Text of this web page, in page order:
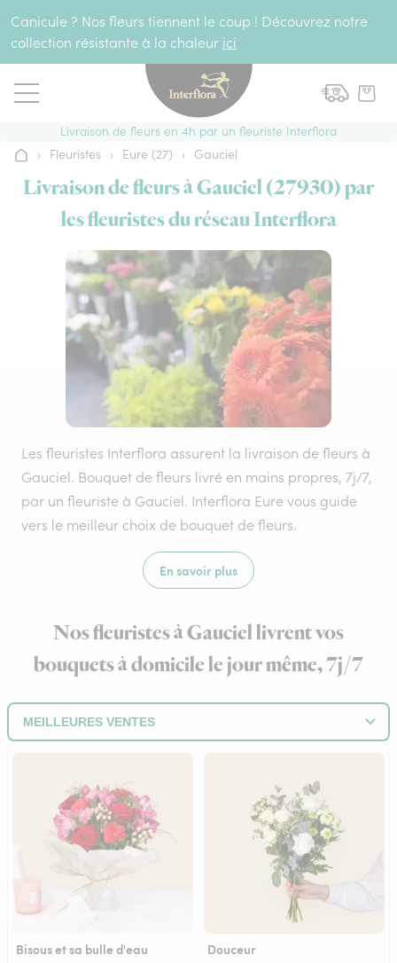
Canicule ? Nos fleurs tiennent le coup ! Découvrez notre
collection résistante à la chaleur ici
Livraison de fleurs en 4h par un fleuriste Interflora
Accueil
› Fleuristes › Eure (27) › Gauciel
Livraison de fleurs à Gauciel (27930) par
les fleuristes du réseau Interflora
Les fleuristes Interflora assurent la livraison de fleurs à
Gauciel. Bouquet de fleurs livré en mains propres, 7j/7,
par un fleuriste à Gauciel. Interflora Eure vous guide
vers le meilleur choix de bouquet de fleurs.
En savoir plus
Nos fleuristes à Gauciel livrent vos
bouquets à domicile le jour même, 7j/7
Bisous et sa bulle d'eau Douceur